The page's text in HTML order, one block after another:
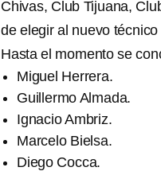
Chivas, Club Tijuana,
de elegir al nuevo
Hasta el momento se
Miguel Herrera.
Guillermo Almada.
Ignacio Ambriz.
Marcelo Bielsa.
Diego Cocca.